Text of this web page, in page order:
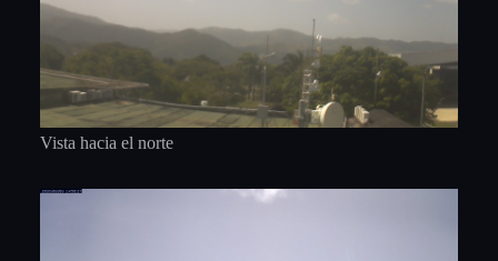
Vista hacia el norte